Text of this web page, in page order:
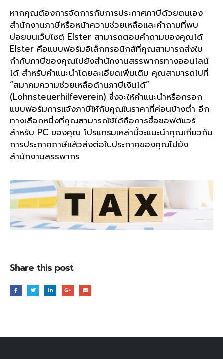
หากคุณต้องการจัดการกับการประกาศภาษีด้วยตนเอง
สำนักงานภาษีหรือหน้าความช่วยเหลือและคำถามที่พบ
บ่อยบนเว็บไซต์ Elster สามารถตอบคำถามของคุณได้
Elster คือแบบฟอร์มอิเล็กทรอนิกส์ที่คุณสามารถส่งใบ
กำกับภาษีของคุณไปยังสำนักงานสรรพากรทางออนไลน์
ได้ สำหรับคำแนะนำโดยละเอียดเพิ่มเติม คุณสามารถไปที่
“สมาคมความช่วยเหลือด้านภาษีเงินได้”
(Lohnsteuerhilfeverein) ซึ่งจะให้คำแนะนำหรือกรอก
แบบฟอร์มการแจ้งภาษีให้กับคุณในราคาที่ค่อนข้างต่ำ อีก
ทางเลือกหนึ่งที่คุณสามารถใช้ได้คือการซื้อซอฟต์แวร์
สำหรับ PC ของคุณ โปรแกรมเหล่านี้จะแนะนำคุณเกี่ยวกับ
การประกาศภาษีแล้วส่งต่อใบประกาศของคุณไปยัง
สำนักงานสรรพากร
Share this post